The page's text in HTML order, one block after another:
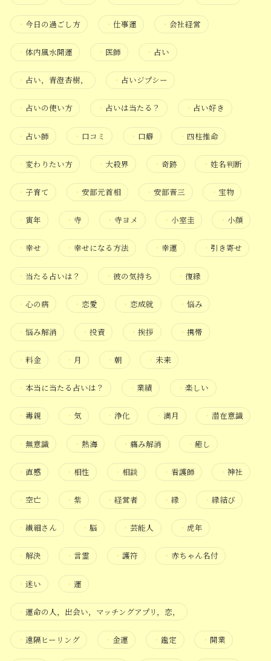
・ 今日の過ごし方 ・仕事運 ・会社経営
・ 体内風水開運 ・ 医師 ・ 占い
・ 占い，青澄杏樹， ・ 占いジプシー
・ 占いの使い方 ・ 占いは当たる？ ・ 占い好き
・ 占い師 ・ 口コミ ・ 口癖 ・ 四柱推命
・ 変わりたい方 ・ 大殺界 ・奇跡 ・ 姓名判断
・ 子育て ・安部元首相 ・安部晋三 ・ 宝物
・ 寅年 ・寺 ・寺ヨメ ・ 小室圭 ・ 小顔
・ 幸せ ・幸せになる方法 ・幸運 ・ 引き寄せ
・ 当たる占いは？ ・彼の気持ち ・復縁
・ 心の病 ・ 恋愛 ・ 恋成就 ・ 悩み
・ 悩み解消 ・投資 ・挨拶 ・ 携帯
・ 料金 ・ 月 ・朝 ・ 未来
・ 本当に当たる占いは？ ・業績 ・楽しい
・ 毒親 ・気 ・浄化 ・ 満月 ・ 潜在意識
・ 無意識 ・熱海 ・痛み解消 ・ 癒し
・ 直感 ・ 相性 ・ 相談 ・ 看護師 ・ 神社
・ 空亡 ・ 紫 ・経営者 ・ 縁 ・ 縁結び
・ 繊細さん ・脳 ・芸能人 ・ 虎年
・ 解決 ・言霊 ・護符 ・ 赤ちゃん名付
・ 迷い ・運
・ 運命の人，出会い，マッチングアプリ，恋，
・ 遠隔ヒーリング ・ 金運 ・鑑定 ・ 開業